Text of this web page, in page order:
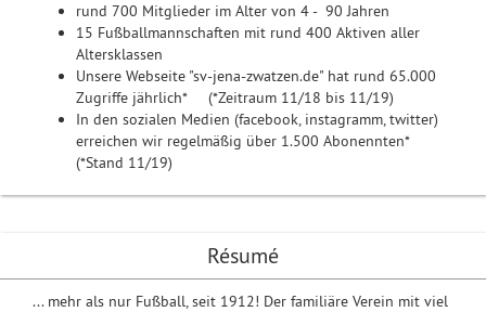
Résumé
... mehr als nur Fußball, seit 1912! Der familiäre Verein mit viel
rund 700 Mitglieder im Alter von 4 - 90 Jahren
15 Fußballmannschaften mit rund 400 Aktiven aller
Altersklassen
Unsere Webseite "sv-jena-zwatzen.de" hat rund 65.000
Zugriffe jährlich* (*Zeitraum 11/18 bis 11/19)
In den sozialen Medien (facebook, instagramm, twitter)
erreichen wir regelmäßig über 1.500 Abonennten*
(*Stand 11/19)